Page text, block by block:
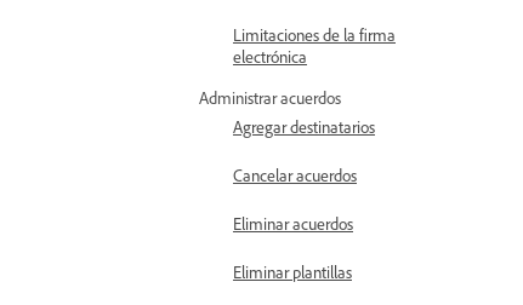
Limitaciones de la firma
electrónica
Administrar acuerdos
Agregar destinatarios
Cancelar acuerdos
Eliminar acuerdos
Eliminar plantillas